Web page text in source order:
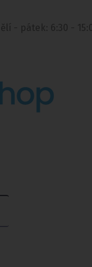
- pátek: 6:30 -